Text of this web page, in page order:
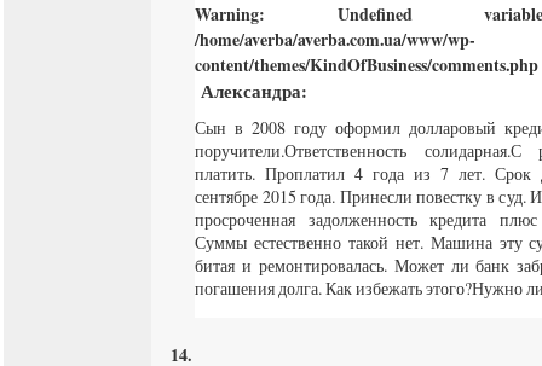
Warning: Undefined
/home/averba/averba.com.ua/www/wp-
content/themes/KindOfBusiness/comments.php
Александра:
Сын в 2008 году оформил долларовый
поручители.Ответственность
платить. Проплатил 4 года из 7 лет. Срок
сентябре 2015 года. Принесли повестку в
просроченная задолженность кредита
Суммы естественно такой нет. Машина эту
битая и ремонтировалась. Может ли банк
погашения долга. Как избежать этого?Нужно